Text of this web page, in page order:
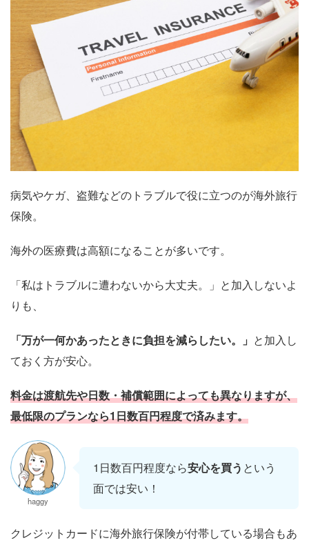
病気やケガ、盗難などのトラブルで役に立つのが海外旅行
保険。
海外の医療費は高額になることが多いです。
「私はトラブルに遭わないから大丈夫。」と加入しないよ
りも、
「万が一何かあったときに負担を減らしたい。」 と加入し
ておく方が安心。
料金は渡航先や日数・補償範囲によっても異なりますが、
最低限のプランなら1日数百円程度で済みます。
haggy
1日数百円程度なら安心を買う という
面では安い！
クレジットカードに海外旅行保険が付帯している場合もあ